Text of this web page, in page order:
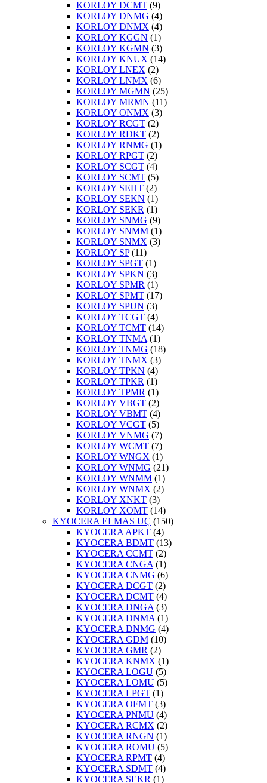
KORLOY DCMT (9)
KORLOY DNMG (4)
KORLOY DNMX (4)
KORLOY KGGN (1)
KORLOY KGMN (3)
KORLOY KNUX (14)
KORLOY LNEX (2)
KORLOY LNMX (6)
KORLOY MGMN (25)
KORLOY MRMN (11)
KORLOY ONMX (3)
KORLOY RCGT (2)
KORLOY RDKT (2)
KORLOY RNMG (1)
KORLOY RPGT (2)
KORLOY SCGT (4)
KORLOY SCMT (5)
KORLOY SEHT (2)
KORLOY SEKN (1)
KORLOY SEKR (1)
KORLOY SNMG (9)
KORLOY SNMM (1)
KORLOY SNMX (3)
KORLOY SP(11)
KORLOY SPGT (1)
KORLOY SPKN (3)
KORLOY SPMR (1)
KORLOY SPMT (17)
KORLOY SPUN (3)
KORLOY TCGT (4)
KORLOY TCMT (14)
KORLOY TNMA (1)
KORLOY TNMG (18)
KORLOY TNMX (3)
KORLOY TPKN (4)
KORLOY TPKR (1)
KORLOY TPMR (1)
KORLOY VBGT (2)
KORLOY VBMT (4)
KORLOY VCGT (5)
KORLOY VNMG (7)
KORLOY WCMT (7)
KORLOY WNGX (1)
KORLOY WNMG (21)
KORLOY WNMM (1)
KORLOY WNMX (2)
KORLOY XNKT (3)
KORLOY XOMT (14)
KYOCERA ELMAS UÇ (150)
KYOCERA APKT (4)
KYOCERA BDMT (13)
KYOCERA CCMT (2)
KYOCERA CNGA (1)
KYOCERA CNMG (6)
KYOCERA DCGT (2)
KYOCERA DCMT (4)
KYOCERA DNGA (3)
KYOCERA DNMA (1)
KYOCERA DNMG (4)
KYOCERA GDM (10)
KYOCERA GMR (2)
KYOCERA KNMX (1)
KYOCERA LOGU (5)
KYOCERA LOMU (5)
KYOCERA LPGT (1)
KYOCERA OFMT (3)
KYOCERA PNMU (4)
KYOCERA RCMX (2)
KYOCERA RNGN (1)
KYOCERA ROMU (5)
KYOCERA RPMT (4)
KYOCERA SDMT (4)
KYOCERA SEKR (1)